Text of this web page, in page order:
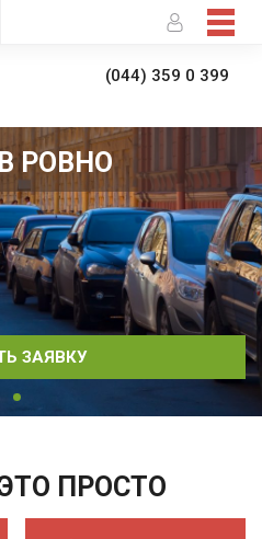
(044) 359 0 399
РОВНО
ЗАЯВКУ
ЭТО ПРОСТО